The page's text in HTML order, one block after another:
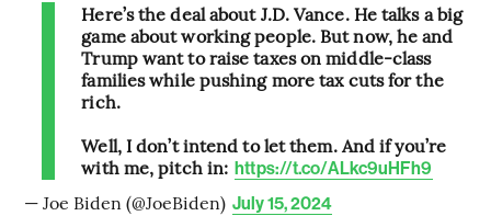
Here’s the deal about J.D. Vance. He talks a big
game about working people. But now, he and
Trump want to raise taxes on middle-class
families while pushing more tax cuts for the
rich.
Well, I don’t intend to let them. And if you’re
with me, pitch in: https://t.co/ALkc9uHFh9
— Joe Biden (@JoeBiden) July 15, 2024